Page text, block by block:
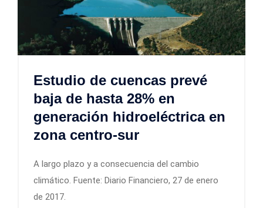
Estudio de cuencas prevé
baja de hasta 28% en
generación hidroeléctrica en
zona centro-sur
A largo plazo y a consecuencia del cambio
climático. Fuente: Diario Financiero, 27 de enero
de 2017.